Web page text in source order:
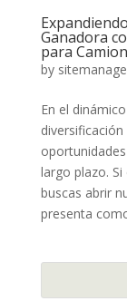
Ganadora
para
by
En el
largo plazo.
buscas abrir
presenta